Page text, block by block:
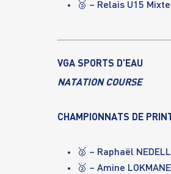
🥉 – Relais U15 Mixte
VGA SPORTS D’EAU
NATATION COURSE
CHAMPIONNATS DE
🥈 – Raphaël
🥈 – Amine LOKMANE